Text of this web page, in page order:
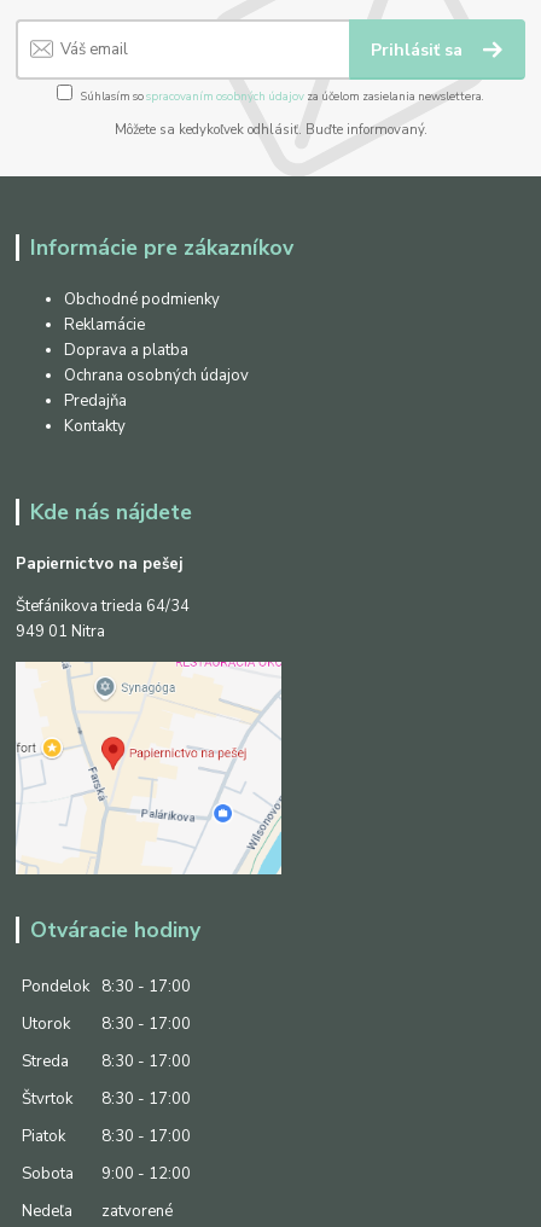
Prihlásiť sa
Súhlasím sospracovaním osobných údajov za účelom zasielania newslettera.
Môžete sa kedykoľvek odhlásiť. Buďte informovaný.
Informácie pre zákazníkov
Obchodné podmienky
Reklamácie
Doprava a platba
Ochrana osobných údajov
Predajňa
Kontakty
Kde nás nájdete
Papiernictvo na pešej
Štefánikova trieda 64/34
949 01 Nitra
Otváracie hodiny
Pondelok
8:30 - 17:00
Utorok
8:30 - 17:00
Streda
8:30 - 17:00
Štvrtok
8:30 - 17:00
Piatok
8:30 - 17:00
Sobota
9:00 - 12:00
Nedeľa
zatvorené